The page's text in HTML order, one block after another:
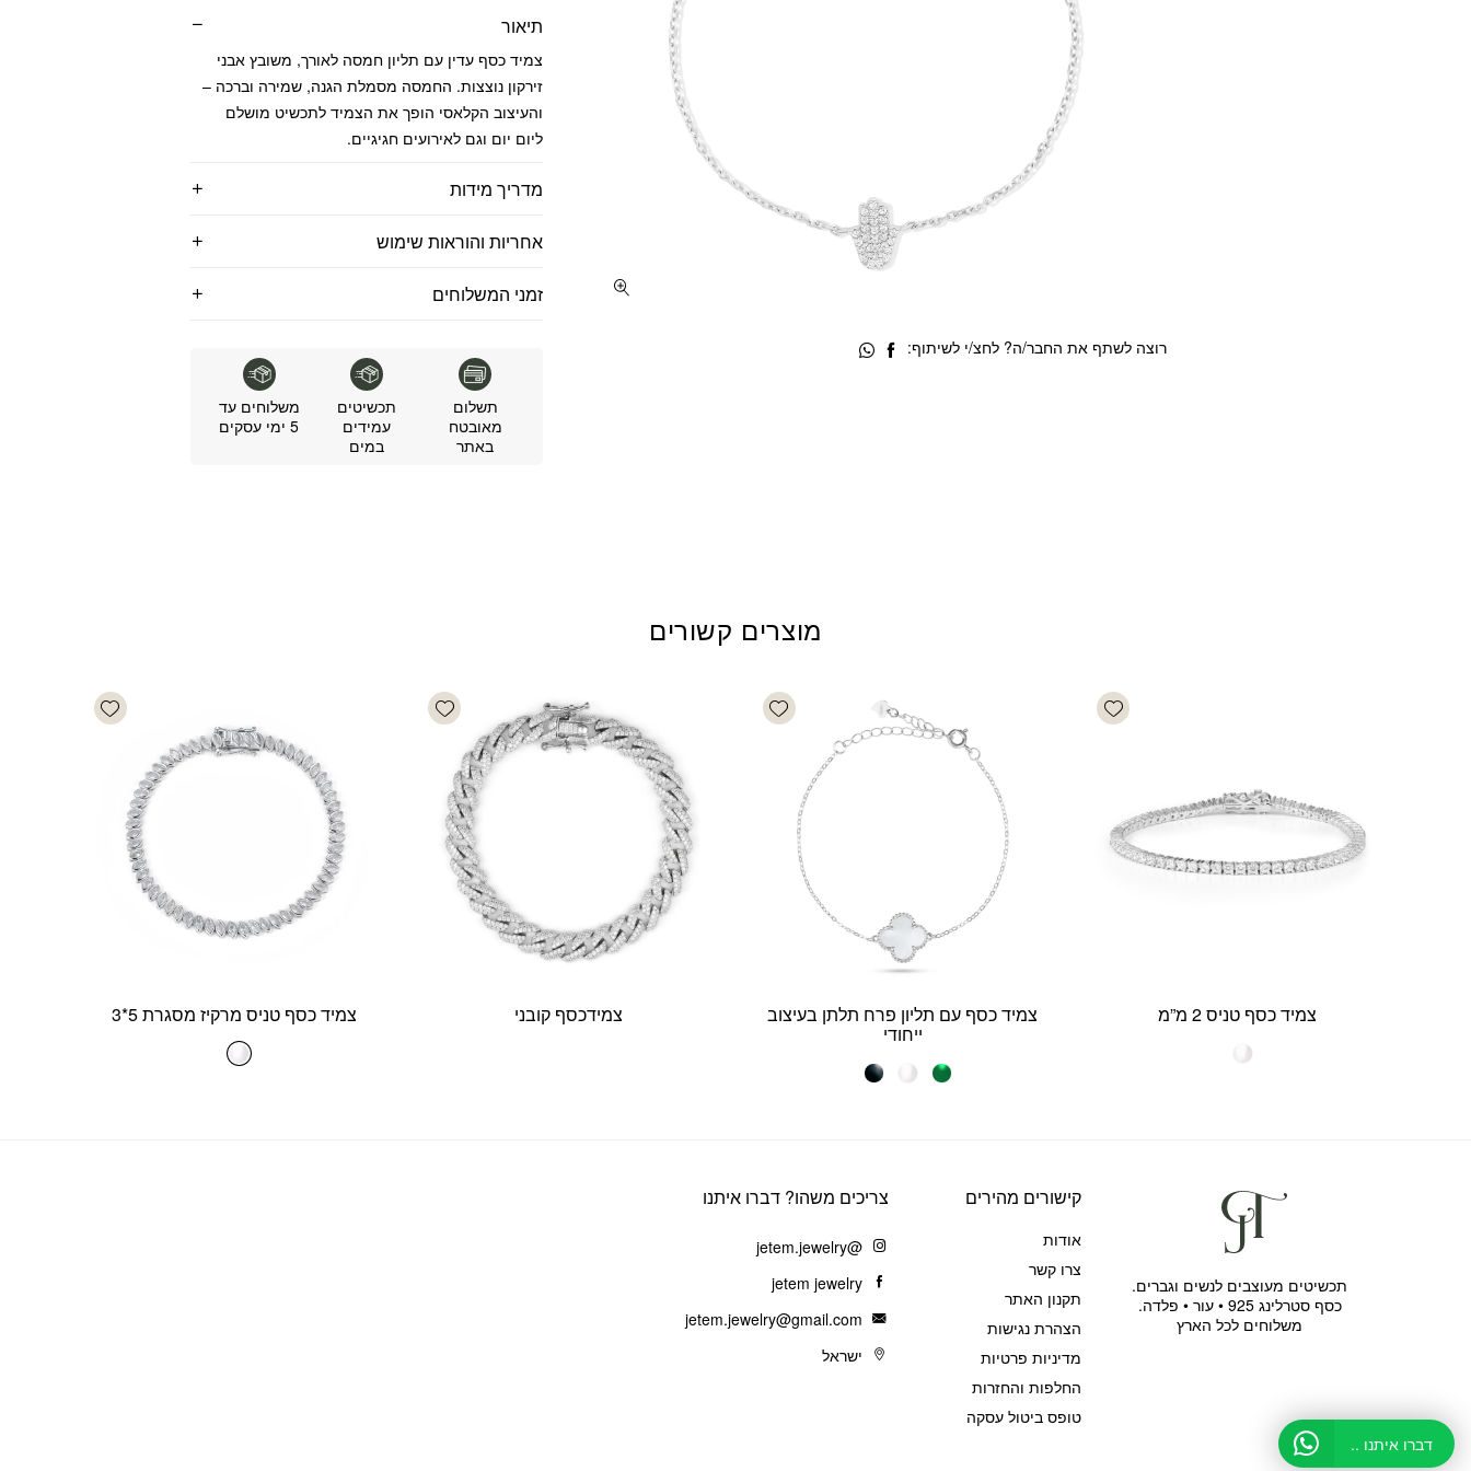
תיאור
צמיד כסף עדין עם תליון חמסה לאורך, משובץ אבני
זירקון נוצצות. החמסה מסמלת הגנה, שמירה וברכה –
והעיצוב הקלאסי הופך את הצמיד לתכשיט מושלם
ליום יום וגם לאירועים חגיגיים.
מדריך מידות
אחריות והוראות שימוש
זמני המשלוחים
תשלום
מאובטח
באתר
תכשיטים
עמידים
במים
משלוחים עד
5 ימי עסקים
רוצה לשתף את החבר/ה? לחצ/י לשיתוף:
מוצרים קשורים
Add wishlist
צמיד כסף טניס 2 מ”מ
Add wishlist
צמיד כסף עם תליון פרח תלתן בעיצוב
ייחודי
Add wishlist
צמידכסף קובני
Add wishlist
צמיד כסף טניס מרקיז מסגרת 5*3
קישורים מהירים
אודות
צרו קשר
תקנון האתר
הצהרת נגישות
מדיניות פרטיות
החלפות והחזרות
טופס ביטול עסקה
צריכים משהו? דברו איתנו
@jetem.jewelry
jetem jewelry
jetem.jewelry@gmail.com
ישראל
תכשיטים מעוצבים לנשים וגברים.
כסף סטרלינג 925 • עור • פלדה.
משלוחים לכל הארץ
דברו איתנו ..